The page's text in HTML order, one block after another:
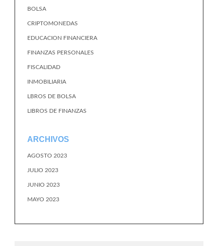
BOLSA
CRIPTOMONEDAS
EDUCACION FINANCIERA
FINANZAS PERSONALES
FISCALIDAD
INMOBILIARIA
LBROS DE BOLSA
LIBROS DE FINANZAS
ARCHIVOS
AGOSTO 2023
JULIO 2023
JUNIO 2023
MAYO 2023